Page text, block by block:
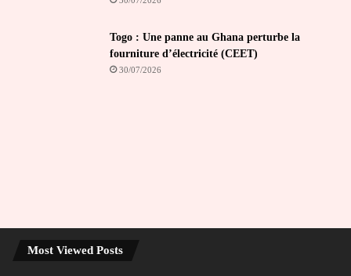
Togo : Une panne au Ghana perturbe la
fourniture d’électricité (CEET)
30/07/2026
Most Viewed Posts